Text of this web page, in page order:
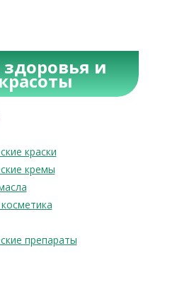
и
краски
кремы
препараты